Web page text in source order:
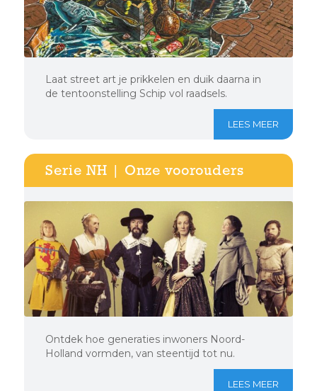
Laat street art je prikkelen en duik daarna in
de tentoonstelling Schip vol raadsels.
LEES MEER
Serie NH | Onze voorouders
Ontdek hoe generaties inwoners Noord-
Holland vormden, van steentijd tot nu.
LEES MEER